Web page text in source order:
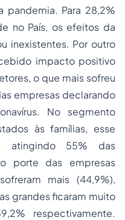
pandemia. Para 28,2%
no País, os efeitos da
inexistentes. Por outro
impacto positivo
o que mais sofreu
empresas declarando
No segmento
às famílias, esse
atingindo 55% das
porte das empresas
mais (44,9%),
grandes ficaram muito
respectivamente.